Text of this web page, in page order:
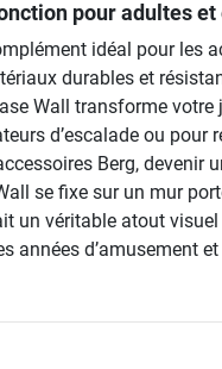
pour adultes et
idéal pour les
durables et
Wall transforme
d’escalade ou pour
Berg, devenir
se fixe sur un mur
un véritable atout
années d’amusement